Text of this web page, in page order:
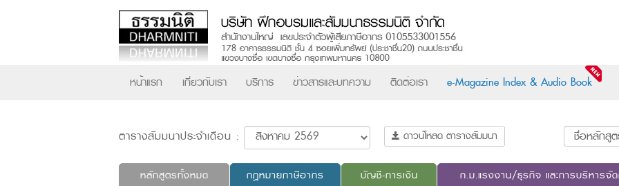
หน้าแรก เกี่ยวกับเรา บริการ ข่าวสารและบทความ ติดต่อเรา e-Magazine Index & Audio Book
ตารางสัมมนาประจำเดือน : ดาวน์โหลด ตารางสัมมนา
หลักสูตรทั้งหมด กฎหมายภาษีอากร บัญชี-การเงิน ก.ม.แรงงาน/ธุรกิจ และการบริหารจั